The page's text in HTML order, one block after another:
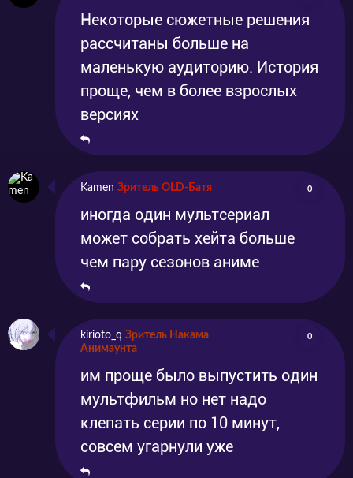
Некоторые сюжетные решения
рассчитаны больше на
маленькую аудиторию. История
проще, чем в более взрослых
версиях
Kamen Зритель OLD-Батя 0
иногда один мультсериал
может собрать хейта больше
чем пару сезонов аниме
kirioto_q Зритель Накама
Анимаунта
0
им проще было выпустить один
мультфильм но нет надо
клепать серии по 10 минут,
совсем угарнули уже